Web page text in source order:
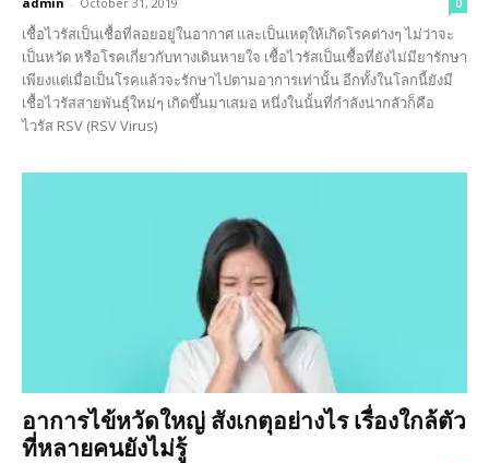
0
เชื้อไวรัสเป็นเชื้อที่ลอยอยู่ในอากาศ และเป็นเหตุให้เกิดโรคต่างๆ ไม่ว่าจะ
เป็นหวัด หรือโรคเกี่ยวกับทางเดินหายใจ เชื้อไวรัสเป็นเชื้อที่ยังไม่มียารักษา
เพียงแต่เมื่อเป็นโรคแล้วจะรักษาไปตามอาการเท่านั้น อีกทั้งในโลกนี้ยังมี
เชื้อไวรัสสายพันธุ์ใหม่ๆ เกิดขึ้นมาเสมอ หนึ่งในนั้นที่กำลังน่ากลัวก็คือ
ไวรัส RSV (RSV Virus)
อาการไข้หวัดใหญ่ สังเกตุอย่างไร เรื่องใกล้ตัว
ที่หลายคนยังไม่รู้